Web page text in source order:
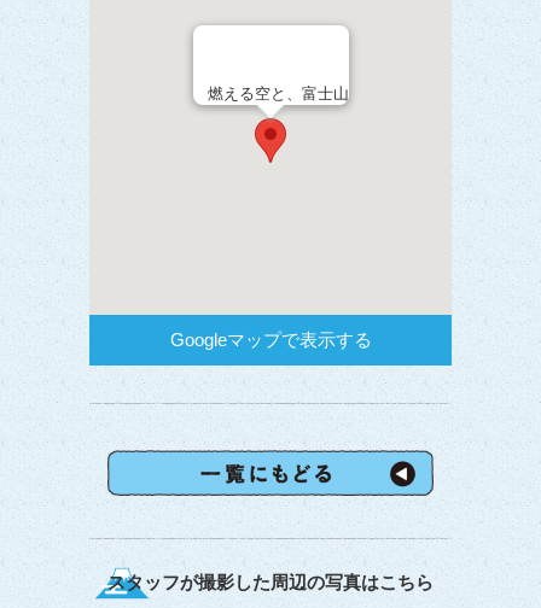
燃える空と、富士山
Googleマップで表示する
スタッフが撮影した周辺の写真はこちら